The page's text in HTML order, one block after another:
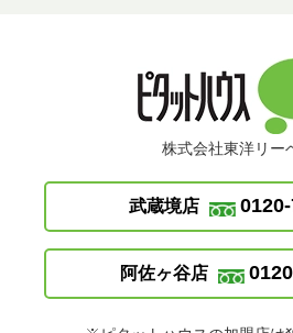
株式会社東洋リー
武蔵境店
阿佐ヶ谷店